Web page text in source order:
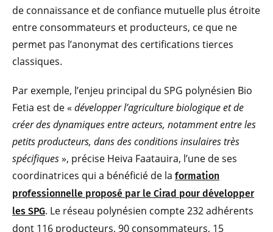
de connaissance et de confiance mutuelle plus étroite
entre consommateurs et producteurs, ce que ne
permet pas l’anonymat des certifications tierces
classiques.
Par exemple, l’enjeu principal du SPG polynésien Bio
Fetia est de « développer l’agriculture biologique et de
créer des dynamiques entre acteurs, notamment entre les
petits producteurs, dans des conditions insulaires très
spécifiques», précise Heiva Faatauira, l’une de ses
coordinatrices qui a bénéficié de la formation
professionnelle proposé par le Cirad pour développer
les SPG. Le réseau polynésien compte 232 adhérents
dont 116 producteurs, 90 consommateurs, 15